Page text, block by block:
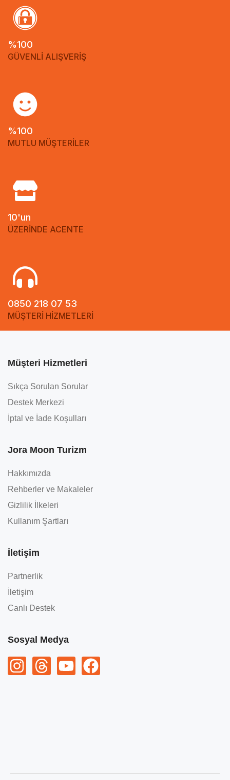
%100
GÜVENLİ ALIŞVERİŞ
%100
MUTLU MÜŞTERİLER
10'un
ÜZERİNDE ACENTE
0850 218 07 53
MÜŞTERİ HİZMETLERİ
Müşteri Hizmetleri
Sıkça Sorulan Sorular
Destek Merkezi
İptal ve İade Koşulları
Jora Moon Turizm
Hakkımızda
Rehberler ve Makaleler
Gizlilik İlkeleri
Kullanım Şartları
İletişim
Partnerlik
İletişim
Canlı Destek
Sosyal Medya